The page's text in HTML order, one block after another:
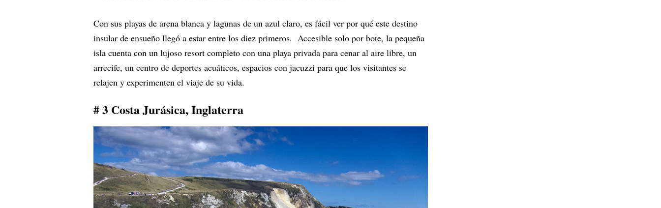
Con sus playas de arena blanca y lagunas de un azul claro, es fácil ver por qué este destino
insular de ensueño llegó a estar entre los diez primeros. Accesible solo por bote, la pequeña
isla cuenta con un lujoso resort completo con una playa privada para cenar al aire libre, un
arrecife, un centro de deportes acuáticos, espacios con jacuzzi para que los visitantes se
relajen y experimenten el viaje de su vida.
# 3 Costa Jurásica, Inglaterra